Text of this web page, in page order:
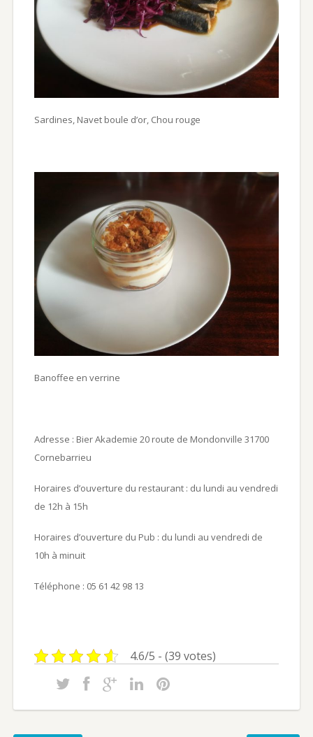
Sardines, Navet boule d’or, Chou rouge
Banoffee en verrine
Adresse : Bier Akademie 20 route de Mondonville 31700
Cornebarrieu
Horaires d’ouverture du restaurant : du lundi au vendredi
de 12h à 15h
Horaires d’ouverture du Pub : du lundi au vendredi de
10h à minuit
Téléphone : 05 61 42 98 13
4.6/5 - (39 votes)